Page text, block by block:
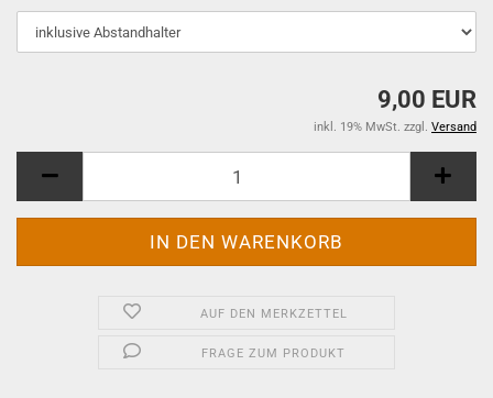
9,00 EUR
inkl. 19% MwSt. zzgl. Versand
AUF DEN MERKZETTEL
FRAGE ZUM PRODUKT